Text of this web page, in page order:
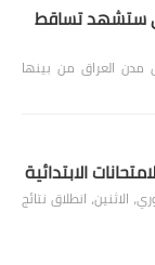
ستشهد تساقط
العراق من بينها
الابتدائية
الاثنين، انطلاق نتائج